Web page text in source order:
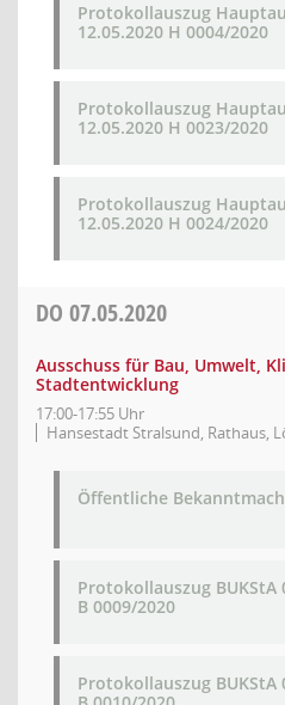
Protokollauszug
12.05.2020 H 0004/2020
Protokollauszug
12.05.2020 H 0023/2020
Protokollauszug
12.05.2020 H 0024/2020
DO 07.05.2020
Ausschuss für Bau, Umwelt,
Stadtentwicklung
17:00-17:55 Uhr
Hansestadt Stralsund, Rathaus,
Öffentliche
Protokollauszug BUKStA
B 0009/2020
Protokollauszug BUKStA